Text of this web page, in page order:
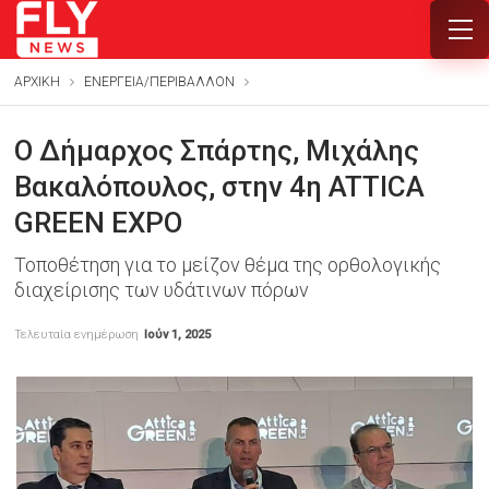
ΑΡΧΙΚΗ ΕΝΕΡΓΕΙΑ/ΠΕΡΙΒΑΛΛΟΝ
Ο Δήμαρχος Σπάρτης, Μιχάλης
Βακαλόπουλος, στην 4η ATTICA
GREEN EXPO
Τοποθέτηση για το μείζον θέμα της ορθολογικής
διαχείρισης των υδάτινων πόρων
Τελευταία ενημέρωση Ιούν 1, 2025